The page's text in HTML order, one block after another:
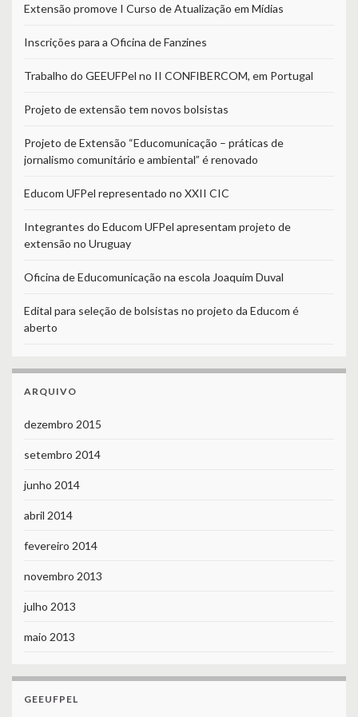
Extensão promove I Curso de Atualização em Mídias
Inscrições para a Oficina de Fanzines
Trabalho do GEEUFPel no II CONFIBERCOM, em Portugal
Projeto de extensão tem novos bolsistas
Projeto de Extensão “Educomunicação – práticas de
jornalismo comunitário e ambiental” é renovado
Educom UFPel representado no XXII CIC
Integrantes do Educom UFPel apresentam projeto de
extensão no Uruguay
Oficina de Educomunicação na escola Joaquim Duval
Edital para seleção de bolsistas no projeto da Educom é
aberto
ARQUIVO
dezembro 2015
setembro 2014
junho 2014
abril 2014
fevereiro 2014
novembro 2013
julho 2013
maio 2013
GEEUFPEL